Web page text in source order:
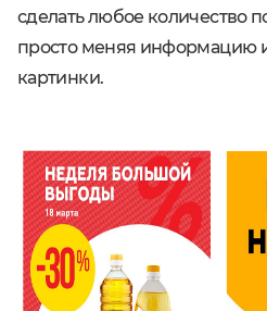
сделать любое количество
просто меняя информацию
картинки.